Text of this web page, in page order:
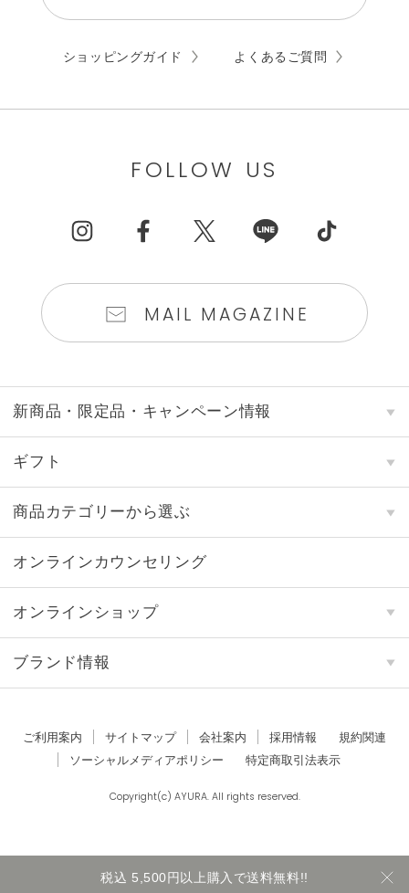
ショッピングガイド よくあるご質問
FOLLOW US
MAIL MAGAZINE
新商品・限定品・キャンペーン情報
ギフト
商品カテゴリーから選ぶ
オンラインカウンセリング
オンラインショップ
ブランド情報
ご利用案内 サイトマップ 会社案内 採用情報
規約関連
ソーシャルメディアポリシー
特定商取引法表示
Copyright(c) AYURA. All rights reserved.
税込 5,500円以上購入で送料無料!!